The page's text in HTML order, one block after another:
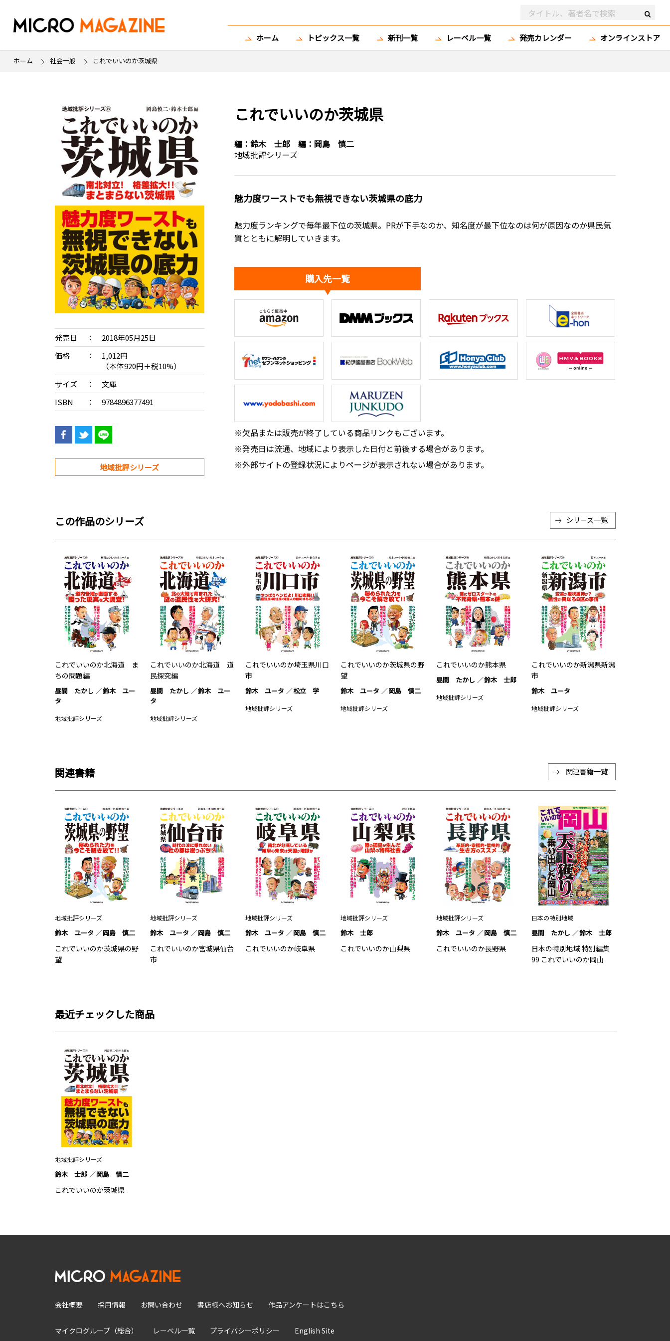
ホーム トピックス一覧 新刊一覧 レーベル一覧 発売カレンダー オンラインストア
ホーム 社会一般 これでいいのか茨城県
発売日
2018年05月25日
価格
1,012円
（本体920円＋税10%）
サイズ
文庫
ISBN
9784896377491
地域批評シリーズ
これでいいのか茨城県
編： 鈴木 士郎 編： 岡島 慎二
地域批評シリーズ
魅力度ワーストでも無視できない茨城県の底力
魅力度ランキングで毎年最下位の茨城県。PRが下手なのか、知名度が最下位なのは何が原因なのか県民気
質とともに解明していきます。
購入先一覧
※欠品または販売が終了している商品リンクもございます。
※発売日は流通、地域により表示した日付と前後する場合があります。
※外部サイトの登録状況によりページが表示されない場合があります。
この作品のシリーズ シリーズ一覧
これでいいのか北海道 ま
ちの問題編
昼間 たかし
鈴木 ユー
タ
地域批評シリーズ
これでいいのか北海道 道
民探究編
昼間 たかし
鈴木 ユー
タ
地域批評シリーズ
これでいいのか埼玉県川口
市
鈴木 ユータ 松立 学
地域批評シリーズ
これでいいのか茨城県の野
望
鈴木 ユータ 岡島 慎二
地域批評シリーズ
これでいいのか熊本県
昼間 たかし 鈴木 士郎
地域批評シリーズ
これでいいのか新潟県新潟
市
鈴木 ユータ
地域批評シリーズ
関連書籍 関連書籍一覧
地域批評シリーズ
鈴木 ユータ 岡島 慎二
これでいいのか茨城県の野
望
地域批評シリーズ
鈴木 ユータ 岡島 慎二
これでいいのか宮城県仙台
市
地域批評シリーズ
鈴木 ユータ 岡島 慎二
これでいいのか岐阜県
地域批評シリーズ
鈴木 士郎
これでいいのか山梨県
地域批評シリーズ
鈴木 ユータ 岡島 慎二
これでいいのか長野県
日本の特別地域
昼間 たかし 鈴木 士郎
日本の特別地域 特別編集
99 これでいいのか岡山
最近チェックした商品
地域批評シリーズ
鈴木 士郎 岡島 慎二
これでいいのか茨城県
会社概要 採用情報 お問い合わせ 書店様へお知らせ 作品アンケートはこちら
マイクログループ（総合） レーベル一覧 プライバシーポリシー English Site